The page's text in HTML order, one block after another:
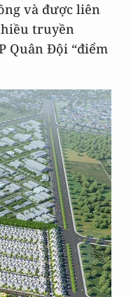
và được liên
truyền
Quân Đội “điểm